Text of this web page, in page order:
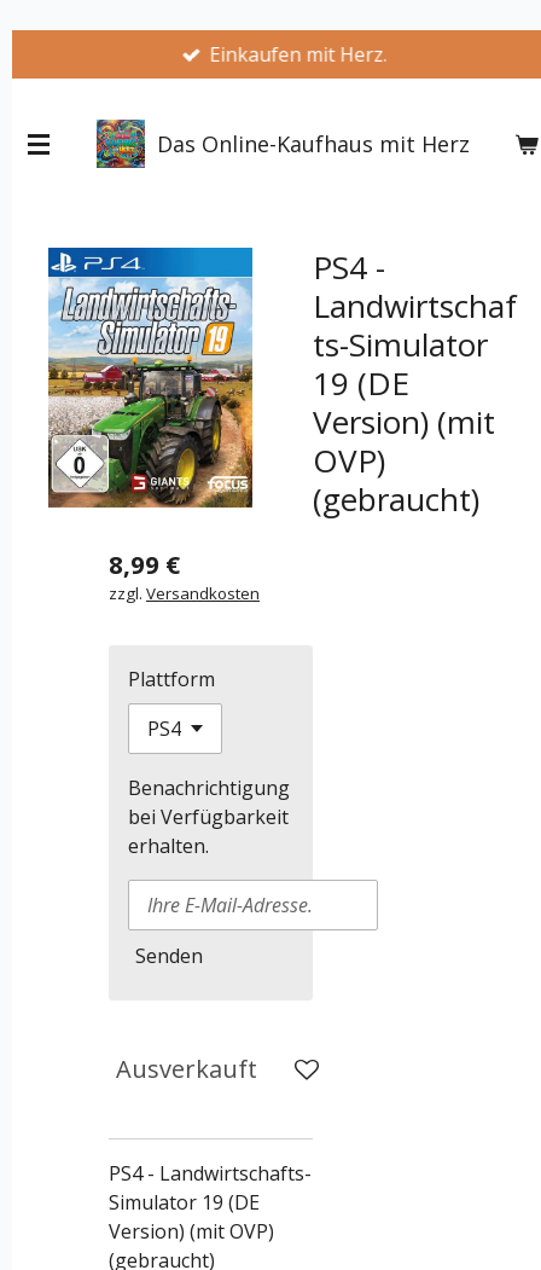
springen
Einkaufen mit Herz.
Das Online-Kaufhaus mit Herz
PS4 -
Landwirtschaf
ts-Simulator
19 (DE
Version) (mit
OVP)
(gebraucht)
8,99 €
zzgl. Versandkosten
Plattform
Benachrichtigung
bei Verfügbarkeit
erhalten.
Senden
Ausverkauft
PS4 - Landwirtschafts-
Simulator 19 (DE
Version) (mit OVP)
(gebraucht)